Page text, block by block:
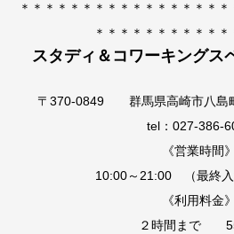
＊＊＊＊＊＊＊＊＊＊＊＊＊＊＊＊
＊＊＊＊＊＊＊＊＊＊＊
スタディ＆コワーキング
〒370-0849 群馬県高崎市八島
tel：027-386-
《営業時間》
10:00～21:00 （最終入
《利用料金》
２時間まで